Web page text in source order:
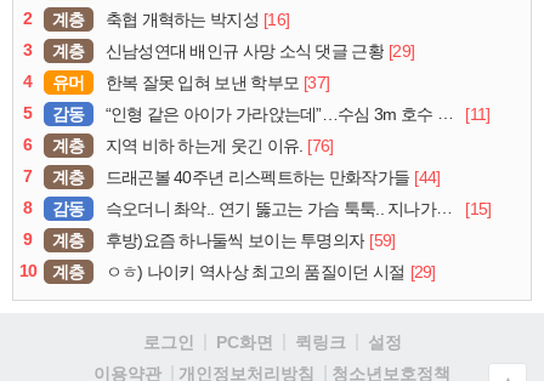
2
계층 축협 개혁하는 박지성 [16]
3
계층 신남성연대 배인규 사망 소식 댓글 근황 [29]
4
유머 한복 잘못 입혀 보낸 학부모 [37]
5
감동 “인형 같은 아이가 가라앉는데”…수심 3m 호수 뛰어든 60대 의인
[11]
6
계층 지역 비하 하는게 웃긴 이유. [76]
7
계층 드래곤볼 40주년 리스펙트하는 만화작가들 [44]
8
감동 슥오더니 촤악.. 연기 뚫고는 가슴 툭툭.. 지나가던 아재의 정체
[15]
9
계층 후방)요즘 하나둘씩 보이는 투명의자 [59]
10
계층 ㅇㅎ) 나이키 역사상 최고의 품질이던 시절 [29]
로그인 PC화면 퀵링크
설정
이용약관
개인정보처리방침 청소년보호정책